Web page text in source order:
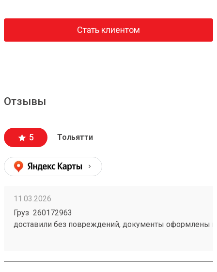
Стать клиентом
Отзывы
5 Тольятти
11.03.2026
Груз 260172963
доставили без повреждений, документы оформлены